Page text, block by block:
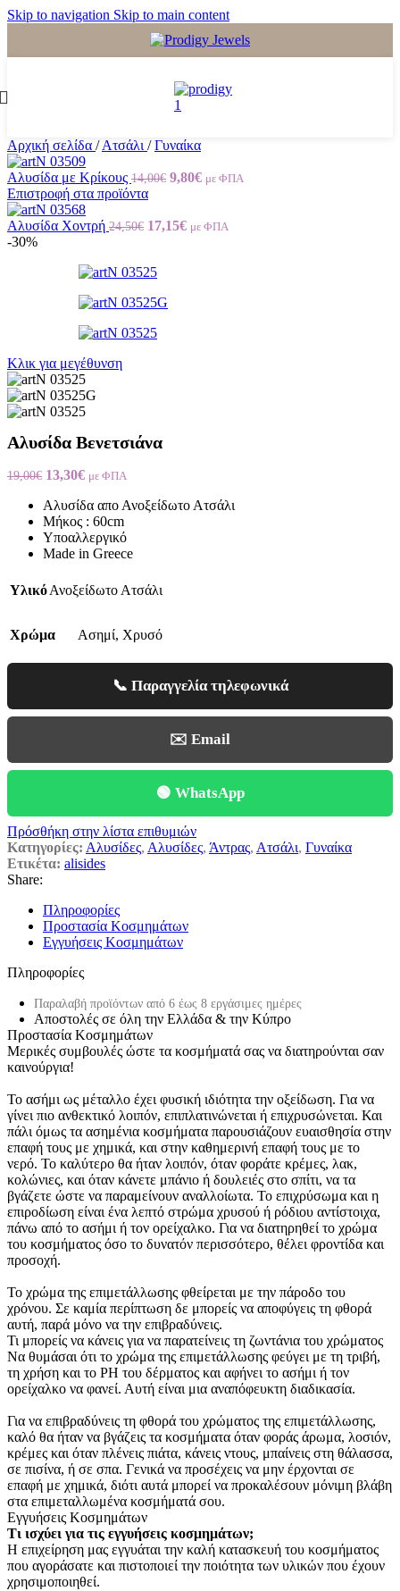
Skip to navigation Skip to main content
Αρχική σελίδα / Ατσάλι / Γυναίκα
Αλυσίδα με Κρίκους 14,00€ Original
14,00€.
9,80€Η
είναι:
με ΦΠΑ
Επιστροφή στα προϊόντα
Αλυσίδα Χοντρή 24,50€ Original
24,50€.
17,15€Ημε ΦΠΑ
-30%
Κλικ για μεγέθυνση
Αλυσίδα Βενετσιάνα
19,00€ Original
was:
19,00€.
13,30€Η
τιμή
είναι:
13,30€.
με ΦΠΑ
Αλυσίδα απο Ανοξείδωτο Ατσάλι
Μήκος : 60cm
Υποαλλεργικό
Made in Greece
ΥλικόΑνοξείδωτο Ατσάλι
Χρώμα Ασημί, Χρυσό
📞 Παραγγελία τηλεφωνικά
✉️ Email
🟢 WhatsApp
Πρόσθήκη στην λίστα επιθυμιών
Κατηγορίες: Αλυσίδες, Αλυσίδες, Άντρας, Ατσάλι, Γυναίκα
Ετικέτα: alisides
Share:
Πληροφορίες
Προστασία Κοσμημάτων
Εγγυήσεις Κοσμημάτων
Πληροφορίες
Παραλαβή προϊόντων από 6 έως 8 εργάσιμες ημέρες
Αποστολές σε όλη την Ελλάδα & την Κύπρο
Προστασία Κοσμημάτων
Μερικές συμβουλές ώστε τα κοσμήματά σας να διατηρούνται σαν
καινούργια!
Το ασήμι ως μέταλλο έχει φυσική ιδιότητα την οξείδωση. Για να
γίνει πιο ανθεκτικό λοιπόν, επιπλατινώνεται ή επιχρυσώνεται. Και
πάλι όμως τα ασημένια κοσμήματα παρουσιάζουν ευαισθησία στην
επαφή τους με χημικά, και στην καθημερινή επαφή τους με το
νερό. Το καλύτερο θα ήταν λοιπόν, όταν φοράτε κρέμες, λακ,
κολώνιες, και όταν κάνετε μπάνιο ή δουλειές στο σπίτι, να τα
βγάζετε ώστε να παραμείνουν αναλλοίωτα. Το επιχρύσωμα και η
επιροδίωση είναι ένα λεπτό στρώμα χρυσού ή ρόδιου αντίστοιχα,
πάνω από το ασήμι ή τον ορείχαλκο. Για να διατηρηθεί το χρώμα
του κοσμήματος όσο το δυνατόν περισσότερο, θέλει φροντίδα και
προσοχή.
Το χρώμα της επιμετάλλωσης φθείρεται με την πάροδο του
χρόνου. Σε καμία περίπτωση δε μπορείς να αποφύγεις τη φθορά
αυτή, παρά μόνο να την επιβραδύνεις.
Τι μπορείς να κάνεις για να παρατείνεις τη ζωντάνια του χρώματος
Να θυμάσαι ότι το χρώμα της επιμετάλλωσης φεύγει με τη τριβή,
τη χρήση και το PH του δέρματος και αφήνει το ασήμι ή τον
ορείχαλκο να φανεί. Αυτή είναι μια αναπόφευκτη διαδικασία.
Για να επιβραδύνεις τη φθορά του χρώματος της επιμετάλλωσης,
καλό θα ήταν να βγάζεις τα κοσμήματα όταν φοράς άρωμα, λοσιόν,
κρέμες και όταν πλένεις πιάτα, κάνεις ντους, μπαίνεις στη θάλασσα,
σε πισίνα, ή σε σπα. Γενικά να προσέχεις να μην έρχονται σε
επαφή με χημικά, διότι αυτά μπορεί να προκαλέσουν μόνιμη βλάβη
στα επιμεταλλωμένα κοσμήματά σου.
Εγγυήσεις Κοσμημάτων
Τι ισχύει για τις εγγυήσεις κοσμημάτων;
Η επιχείρηση μας εγγυάται την καλή κατασκευή του κοσμήματος
που αγοράσατε και πιστοποιεί την ποιότητα των υλικών που έχουν
χρησιμοποιηθεί.